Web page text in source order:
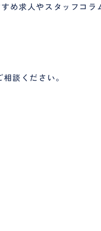
め求人やスタッフコ
談ください。